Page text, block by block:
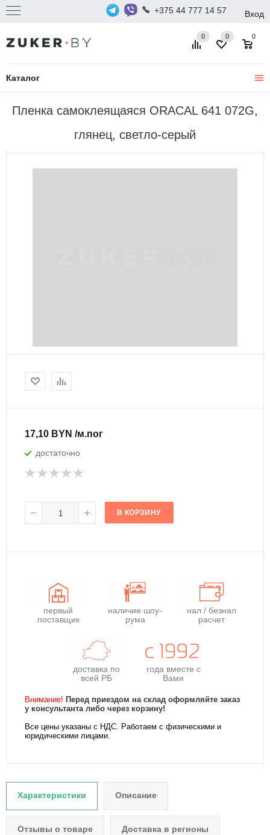
+375 44 777 14 57 Вход
Каталог
0 0
0
Пленка самоклеящаяся ORACAL 641 072G,
глянец, светло-серый
17,10 BYN /м.пог
достаточно
В КОРЗИНУ
первый
поставщик
наличие шоу-
рума
нал / безнал
расчет
доставка по
всей РБ
года вместе с
Вами
Внимание! Перед приездом на склад оформляйте заказ
у консультанта либо через корзину!
Все цены указаны с НДС. Работаем с физическими и
юридическими лицами.
Характеристики Описание
Отзывы о товаре Доставка в регионы